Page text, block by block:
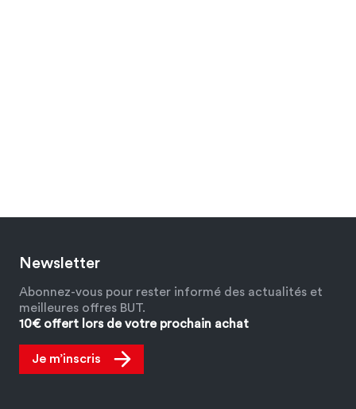
Newsletter
Abonnez-vous pour rester informé des actualités et
meilleures offres BUT.
10€ offert lors de votre prochain achat
Je m’inscris